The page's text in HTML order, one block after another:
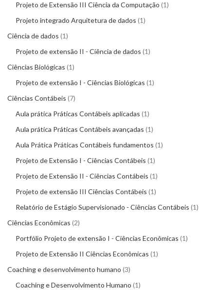
Projeto de Extensão III Ciência da Computação 1
Projeto integrado Arquitetura de dados 1
Ciência de dados 1
Projeto de extensão II - Ciência de dados 1
Ciências Biológicas 1
Projeto de extensão I - Ciências Biológicas 1
Ciências Contábeis 7
Aula prática Práticas Contábeis aplicadas 1
Aula prática Práticas Contábeis avançadas 1
Aula Prática Práticas Contábeis fundamentos 1
Projeto de Extensão I - Ciências Contábeis 1
Projeto de Extensão II - Ciências Contábeis 1
Projeto de extensão III Ciências Contábeis 1
Relatório de Estágio Supervisionado - Ciências Contábeis 1
Ciências Econômicas 2
Portfólio Projeto de extensão I - Ciências Econômicas 1
Projeto de Extensão II Ciências Econômicas 1
Coaching e desenvolvimento humano 3
Coaching e Desenvolvimento Humano 1